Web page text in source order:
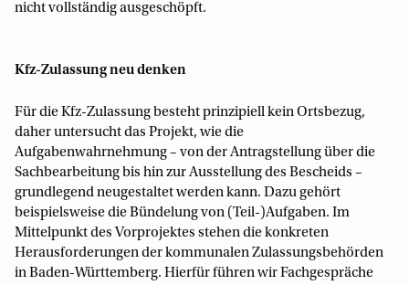
nicht vollständig ausgeschöpft.
Kfz-Zulassung neu denken
Für die Kfz-Zulassung besteht prinzipiell kein Ortsbezug,
daher untersucht das Projekt, wie die
Aufgabenwahrnehmung – von der Antragstellung über die
Sachbearbeitung bis hin zur Ausstellung des Bescheids –
grundlegend neugestaltet werden kann. Dazu gehört
beispielsweise die Bündelung von (Teil-)Aufgaben. Im
Mittelpunkt des Vorprojektes stehen die konkreten
Herausforderungen der kommunalen Zulassungsbehörden
in Baden-Württemberg. Hierfür führen wir Fachgespräche